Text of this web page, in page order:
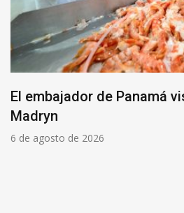
El embajador de Panamá
Madryn
6 de agosto de 2026